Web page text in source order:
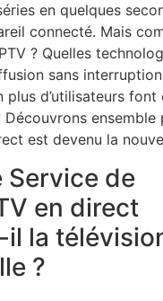
en quelques
connecté. Mais
? Quelles
sans
plus d’utilisateurs font
Découvrons ensemble
est devenu la
Service de
en direct
la
?